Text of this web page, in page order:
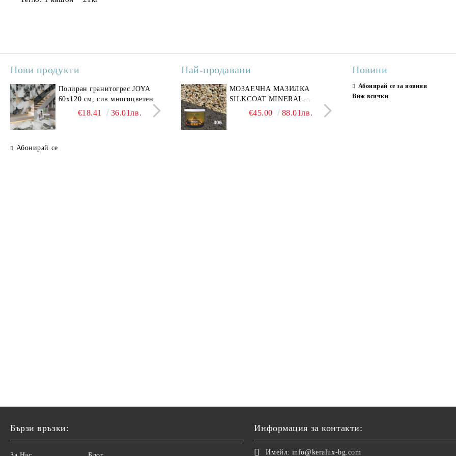
Нови продукти
Полиран гранитогрес JOYA
60x120 см, сив многоцветен
€18.41 36.01лв.
Полиран гранитогрес
SAVONA GREY 60x120 см,
светло сив мрамор
€22.50 44.01лв.
Гранитогрес LESY GREY
GOLD 60х120см, тип
Абонирай се
Най-продавани
МОЗАЕЧНА МАЗИЛКА
SILKCOAT MINERAL
PLASTER STONE, СИТЕН
€45.00 88.01лв.
СТЕННИ ПЛОЧКИ
30X90CM, ГЛАНЦ
Новини
Абонирай се за новини
Виж всички
Бързи връзки: Информация за контакти:
Имейл: info@keralux-bg.com